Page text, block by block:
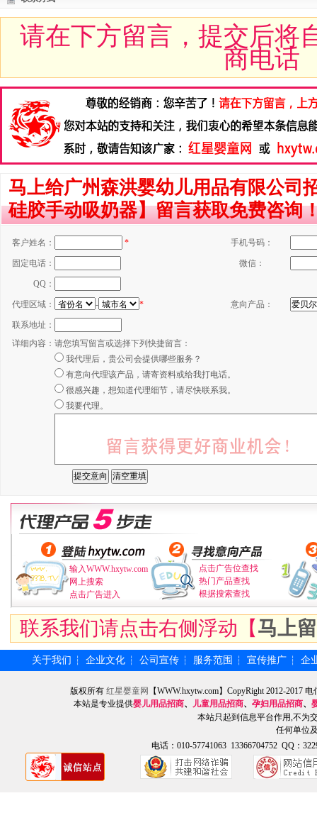
请在下方留言，提交后将
商电话
马上给广州森洪婴幼儿用品有限公司
硅胶手动吸奶器】留言获取免费咨询
客户姓名： * 手机号码：
固定电话： 微信：
QQ：
代理区域： - * 意向产品：
联系地址：
详细内容： 请您填写留言或选择下列快捷留言：
我代理后，贵公司会提供哪些服务？
有意向代理该产品，请寄资料或给我打电话。
很感兴趣，想知道代理细节，请尽快联系我。
我要代理。
输入WWW.hxytw.com
网上搜索
点击广告进入
点击广告位查找
热门产品查找
根据搜索查找
联系我们请点击右侧浮动【马上
关于我们 ┆ 企业文化 ┆ 公司宣传 ┆ 服务范围 ┆ 宣传推广 ┆ 企
版权所有 红星婴童网
【WWW.hxytw.com】CopyRight 2012-2017
本站是专业提供婴儿用品招商、 儿童用品招商、 孕妇用品招商、
本站只起到信息平台作用,不为
任何单位
电话：010-57741063 13366704752 QQ：